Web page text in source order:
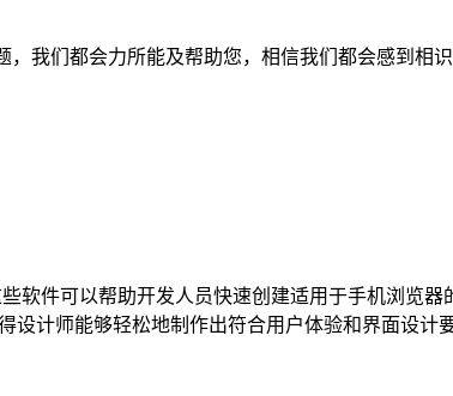
我们都会力所能及帮助您，相信我们都会感到相
软件可以帮助开发人员快速创建适用于手机浏览
设计师能够轻松地制作出符合用户体验和界面设计